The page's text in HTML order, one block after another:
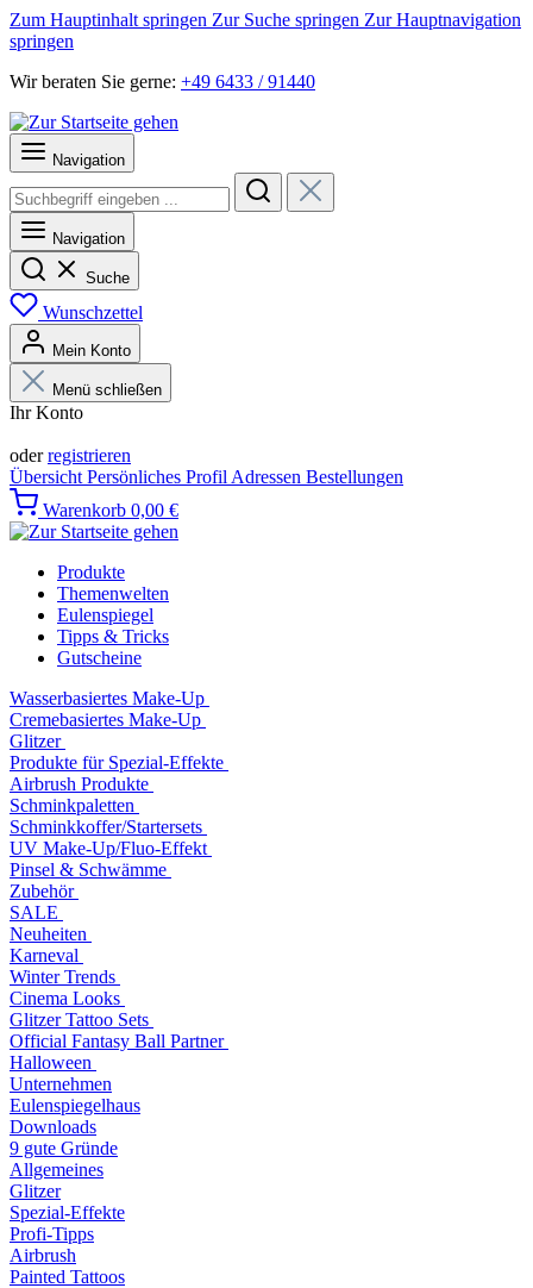
Zum Hauptinhalt springen Zur Suche springen Zur Hauptnavigation
springen
Wir beraten Sie gerne: +49 6433 / 91440
Navigation
Navigation
Suche
Wunschzettel
Mein Konto
Menü schließen
Ihr Konto
oderregistrieren
Übersicht Persönliches Profil Adressen Bestellungen
Warenkorb 0,00 €
Produkte
Themenwelten
Eulenspiegel
Tipps & Tricks
Gutscheine
Wasserbasiertes Make-Up
Cremebasiertes Make-Up
Glitzer
Produkte für Spezial-Effekte
Airbrush Produkte
Schminkpaletten
Schminkkoffer/Startersets
UV Make-Up/Fluo-Effekt
Pinsel & Schwämme
Zubehör
SALE
Neuheiten
Karneval
Winter Trends
Cinema Looks
Glitzer Tattoo Sets
Official Fantasy Ball Partner
Halloween
Unternehmen
Eulenspiegelhaus
Downloads
9 gute Gründe
Allgemeines
Glitzer
Spezial-Effekte
Profi-Tipps
Airbrush
Painted Tattoos